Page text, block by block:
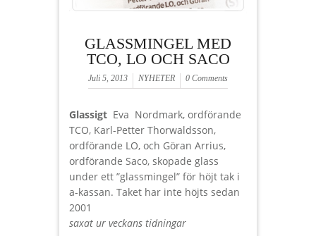
GLASSMINGEL MED
TCO, LO OCH SACO
Juli 5, 2013 NYHETER 0 Comments
Glassigt Eva Nordmark, ordförande
TCO, Karl-Petter Thorwaldsson,
ordförande LO, och Göran Arrius,
ordförande Saco, skopade glass
under ett ”glassmingel” för höjt tak i
a-kassan. Taket har inte höjts sedan
2001
saxat ur veckans tidningar